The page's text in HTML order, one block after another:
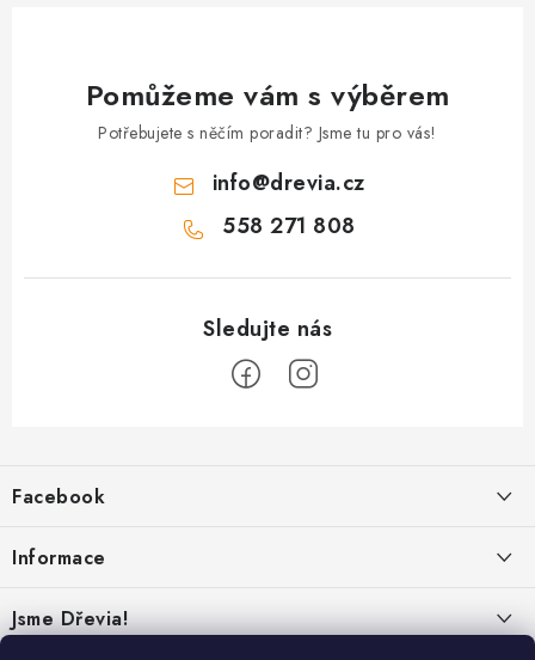
Pomůžeme vám s výběrem
Potřebujete s něčím poradit? Jsme tu pro vás!
info@drevia.cz
558 271 808
p
a
Facebook
Informace
Jsme Dřevia!